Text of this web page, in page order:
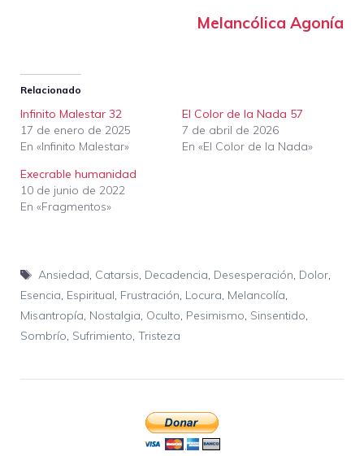
Melancólica Agonía
Relacionado
Infinito Malestar 32
17 de enero de 2025
En «Infinito Malestar»
El Color de la Nada 57
7 de abril de 2026
En «El Color de la Nada»
Execrable humanidad
10 de junio de 2022
En «Fragmentos»
Etiquetas
Ansiedad, Catarsis, Decadencia, Desesperación, Dolor,
Esencia, Espiritual, Frustración, Locura, Melancolía,
Misantropía, Nostalgia, Oculto, Pesimismo, Sinsentido,
Sombrío, Sufrimiento, Tristeza